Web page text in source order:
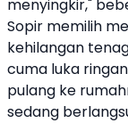
menyingkir,"
Sopir memilih
kehilangan
cuma luka
pulang ke
sedang